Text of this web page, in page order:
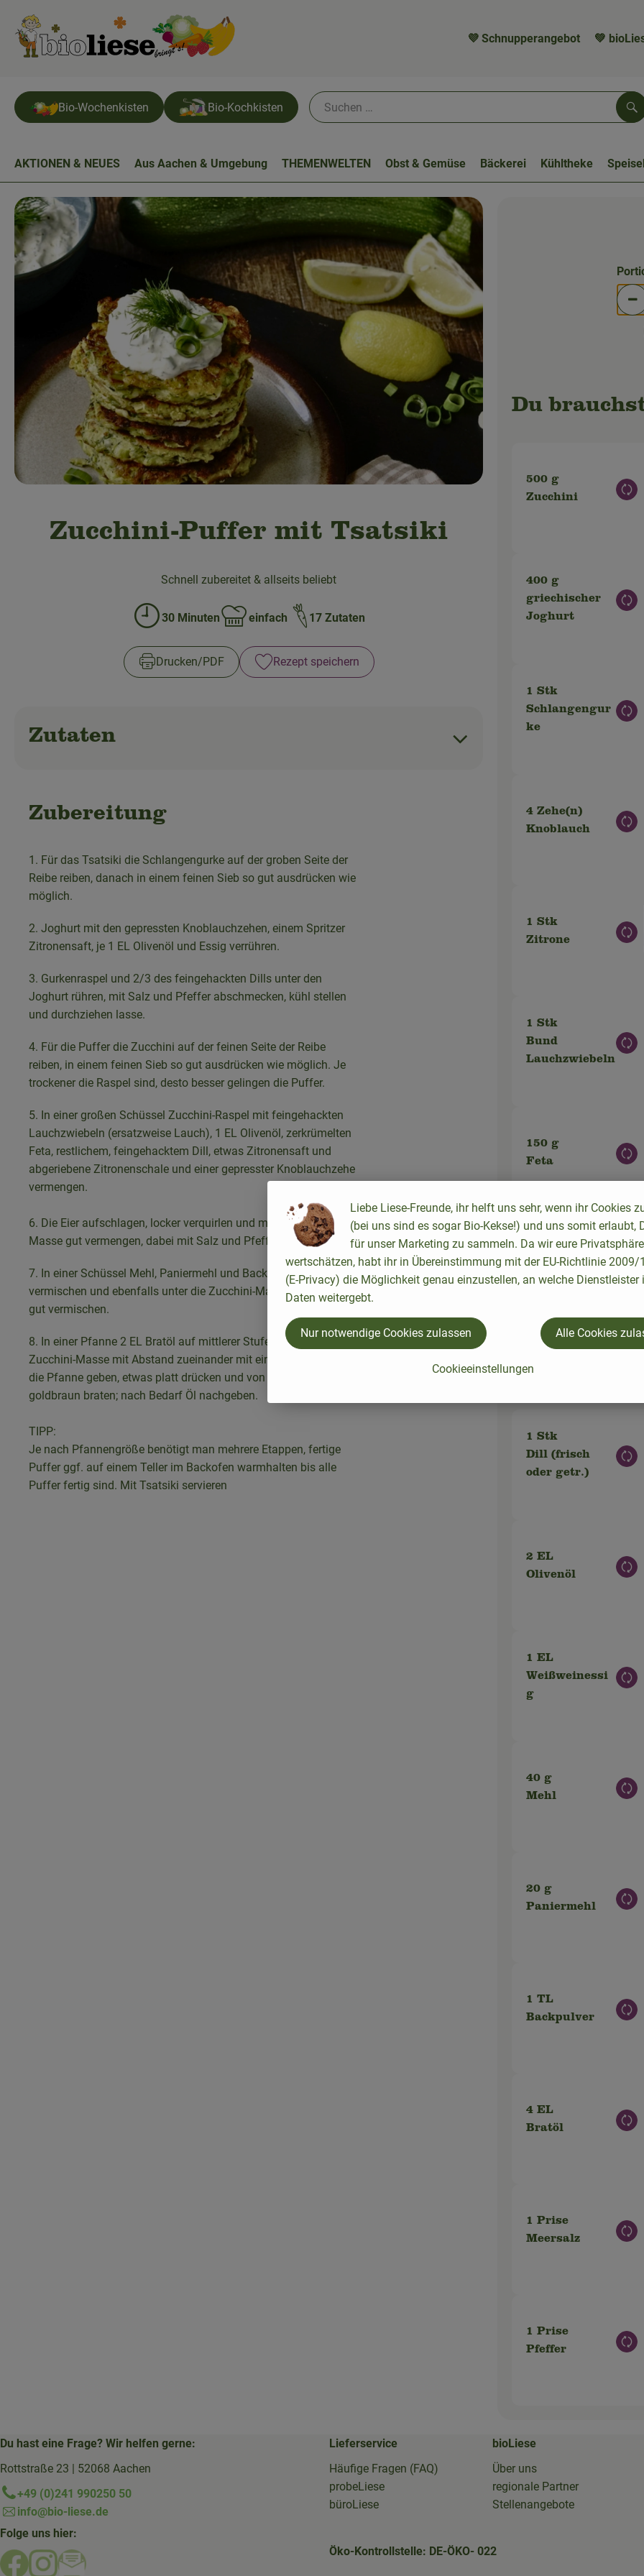
💜 Schnupperangebot 💚
Bio-Wochenkisten Bio-Kochkisten
AKTIONEN & NEUES Aus Aachen & Umgebung THEMENWELTEN Obst & Gemüse Bäckerei Kühltheke
Zucchini-Puffer mit Tsatsiki
Schnell zubereitet & allseits beliebt
Zubreitungszeit:
30 Minuten
Schwierigkeit:
einfach 17 Zutaten
Drucken​/​PDF Rezept speichern
Zutaten
Zubereitung
1. Für das Tsatsiki die Schlangengurke auf der groben Seite der
Reibe reiben, danach in einem feinen Sieb so gut ausdrücken wie
möglich.
2. Joghurt mit den gepressten Knoblauchzehen, einem Spritzer
Zitronensaft, je 1 EL Olivenöl und Essig verrühren.
3. Gurkenraspel und 2/3 des feingehackten Dills unter den
Joghurt rühren, mit Salz und Pfeffer abschmecken, kühl stellen
und durchziehen lasse.
4. Für die Puffer die Zucchini auf der feinen Seite der Reibe
reiben, in einem feinen Sieb so gut ausdrücken wie möglich. Je
trockener die Raspel sind, desto besser gelingen die Puffer.
5. In einer großen Schüssel Zucchini-Raspel mit feingehackten
Lauchzwiebeln (ersatzweise Lauch), 1 EL Olivenöl, zerkrümelten
Feta, restlichem, feingehacktem Dill, etwas Zitronensaft und
abgeriebene Zitronenschale und einer gepresster Knoblauchzehe
vermengen.
6. Die Eier aufschlagen, locker verquirlen und mit der Zucchini-
Masse gut vermengen, dabei mit Salz und Pfeffer würzen.
7. In einer Schüssel Mehl, Paniermehl und Backpulver
vermischen und ebenfalls unter die Zucchini-Masse rühren, alles
gut vermischen.
8. In einer Pfanne 2 EL Bratöl auf mittlerer Stufe erhitzen, die
Zucchini-Masse mit Abstand zueinander mit einem Esslöffel in
die Pfanne geben, etwas platt drücken und von jeder Seite
goldbraun braten; nach Bedarf Öl nachgeben.
TIPP:
Je nach Pfannengröße benötigt man mehrere Etappen, fertige
Puffer ggf. auf einem Teller im Backofen warmhalten bis alle
Puffer fertig sind. Mit Tsatsiki servieren
Du
500 g
Zucchini
400 g
griechischer
Joghurt
1 Stk
Schlangengur
ke
4 Zehe(n)
Knoblauch
1 Stk
Zitrone
1 Stk
Bund
Lauchzwiebeln
150 g
Feta
1 Stk
Eier (3 Stück)
Du hast
1 Stk
Dill (frisch
oder getr.)
2 EL
Olivenöl
1 EL
Weißweinessi
g
40 g
Mehl
20 g
Paniermehl
1 TL
Backpulver
4 EL
Bratöl
1 Prise
Meersalz
1 Prise
Pfeffer
Du hast eine Frage? Wir helfen gerne:
Rottstraße 23 | 52068 Aachen
+49 (0)241 990250 50
info@bio-liese.de
Folge uns hier:
Externer Link zu https://www.facebook.com/bioliese_aachen
Externer Link zu https://www.instagram.com/biolieferservice_aachen/
Externer Link zu https://mailchi.mp/16a87a35779b/bioliese-kistenpost-juli25
Lieferservice
Häufige Fragen (FAQ)
probeLiese
büroLiese
bioLiese
Über uns
regionale Partner
Stellenangebote
Öko-Kontrollstelle: DE-ÖKO- 022
Liebe Liese-Freunde, ihr helft uns sehr, wenn ihr Cookies
(bei uns sind es sogar Bio-Kekse!) und uns somit erlaubt,
für unser Marketing zu sammeln. Da wir eure
wertschätzen, habt ihr in Übereinstimmung mit der EU-Richtlinie 2009/
(E-Privacy) die Möglichkeit genau einzustellen, an welche Dienstleister
Daten weitergebt.
Cookieeinstellungen
Nur notwendige Cookies zulassen Alle Cookies